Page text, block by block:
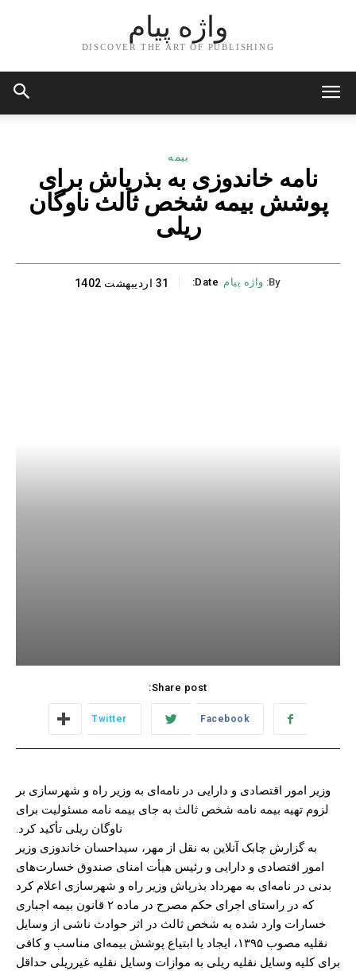
واژه پیام
DISCOVER THE ART OF PUBLISHING
بیمه
نامه خاندوزی به بذرپاش برای
پوشش بیمه شخص ثالث ناوگان
ریلی
By: واژه پیام Date: 31 اردیبهشت 1402
Share post:
Facebook
Twitter
وزیر امور اقتصادی و دارایی در نامه‌ای به وزیر راه و شهرسازی بر
لزوم تهیه بیمه نامه شخص ثالث به جای بیمه نامه مسئولیت برای
ناوگان ریلی تأکید کرد.
به گزارش چابک آنلاین به نقل از مهر، سیداحسان خاندوزی وزیر
امور اقتصادی و دارایی و رئیس هیأت امنای صندوق خسارت‌های
بدنی در نامه‌ای به مهرداد بذرپاش وزیر راه و شهرسازی اعلام کرد
که در راستای اجرای حکم مصرح در ماده ۲ قانون بیمه اجباری
خسارات وارد شده به شخص ثالث در اثر حوادث ناشی از وسایل
نقلیه مصوب ۱۳۹۵، ایجاد یا ابتیاع پوشش بیمه‌ای مناسب و کافی
برای کلیه وسایل نقلیه ریلی به موازات وسایل نقلیه غیرریلی حداقل